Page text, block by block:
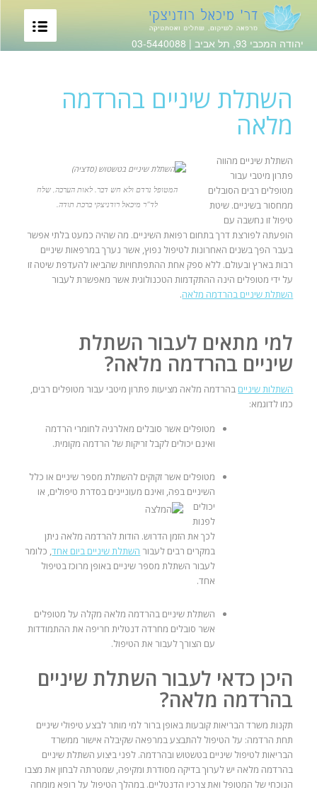
יהודה המכבי 93, תל אביב | 03-5440088
השתלת שיניים בהרדמה
מלאה
המטופל נרדם ולא חש דבר. לאות הערכה, שלח
לד"ר מיכאל רודניצקי ברכת תודה.
השתלת שיניים מהווה
פתרון מיטבי עבור
מטופלים רבים הסובלים
ממחסור בשיניים. שיטת
טיפול זו נחשבה עם
הופעתה לפורצת דרך בתחום רפואת השיניים. מה שהיה כמעט בלתי אפשר
בעבר הפך בשנים האחרונות לטיפול נפוץ, אשר נערך במרפאות שיניים
רבות בארץ ובעולם. ללא ספק אחת ההתפתחויות שהביאו להעדפת שיטה זו
על ידי מטופלים הינה ההתקדמות הטכנולוגית אשר מאפשרת לעבור
השתלת שיניים בהרדמה מלאה.
למי מתאים לעבור השתלת
שיניים בהרדמה מלאה?
השתלות שיניים בהרדמה מלאה מציעות פתרון מיטבי עבור מטופלים רבים,
כמו לדוגמא:
מטופלים אשר סובלים מאלרגיה לחומרי הרדמה
ואינם יכולים לקבל זריקות של הרדמה מקומית.
מטופלים אשר זקוקים להשתלת מספר שיניים או כלל
השיניים בפה, ואינם מעוניינים בסדרת טיפולים, או
יכולים
לפנות
לכך את הזמן הדרוש. הודות להרדמה מלאה ניתן
במקרים רבים לעבור השתלת שיניים ביום אחד, כלומר
לעבור השתלת מספר שיניים באופן מרוכז בטיפול
אחד.
השתלת שיניים בהרדמה מלאה מקלה על מטופלים
אשר סובלים מחרדה דנטלית חריפה את ההתמודדות
עם הצורך לעבור את הטיפול.
היכן כדאי לעבור השתלת שיניים
בהרדמה מלאה?
תקנות משרד הבריאות קובעות באופן ברור למי מותר לבצע טיפולי שיניים
תחת הרדמה: על הטיפול להתבצע במרפאה שקיבלה אישור ממשרד
הבריאות לטיפול שיניים בטשטוש ובהרדמה. לפני ביצוע השתלת שיניים
בהרדמה מלאה יש לערוך בדיקה מסודרת ומקיפה, שמטרתה לבחון את מצבו
הנוכחי של המטופל ואת צרכיו הדנטליים. במהלך הטיפול על רופא מומחה